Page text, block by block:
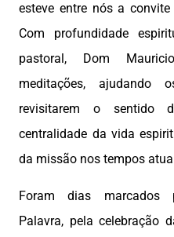
esteve entre nós a
Com profundidade
pastoral, Dom
meditações, ajudando
revisitarem o sentido
centralidade da vida
da missão nos tempos
Foram dias marcados
Palavra, pela celebração